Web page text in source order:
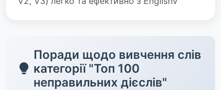
Поради щодо вивчення слів
категорії "Топ 100
неправильних дієслів"